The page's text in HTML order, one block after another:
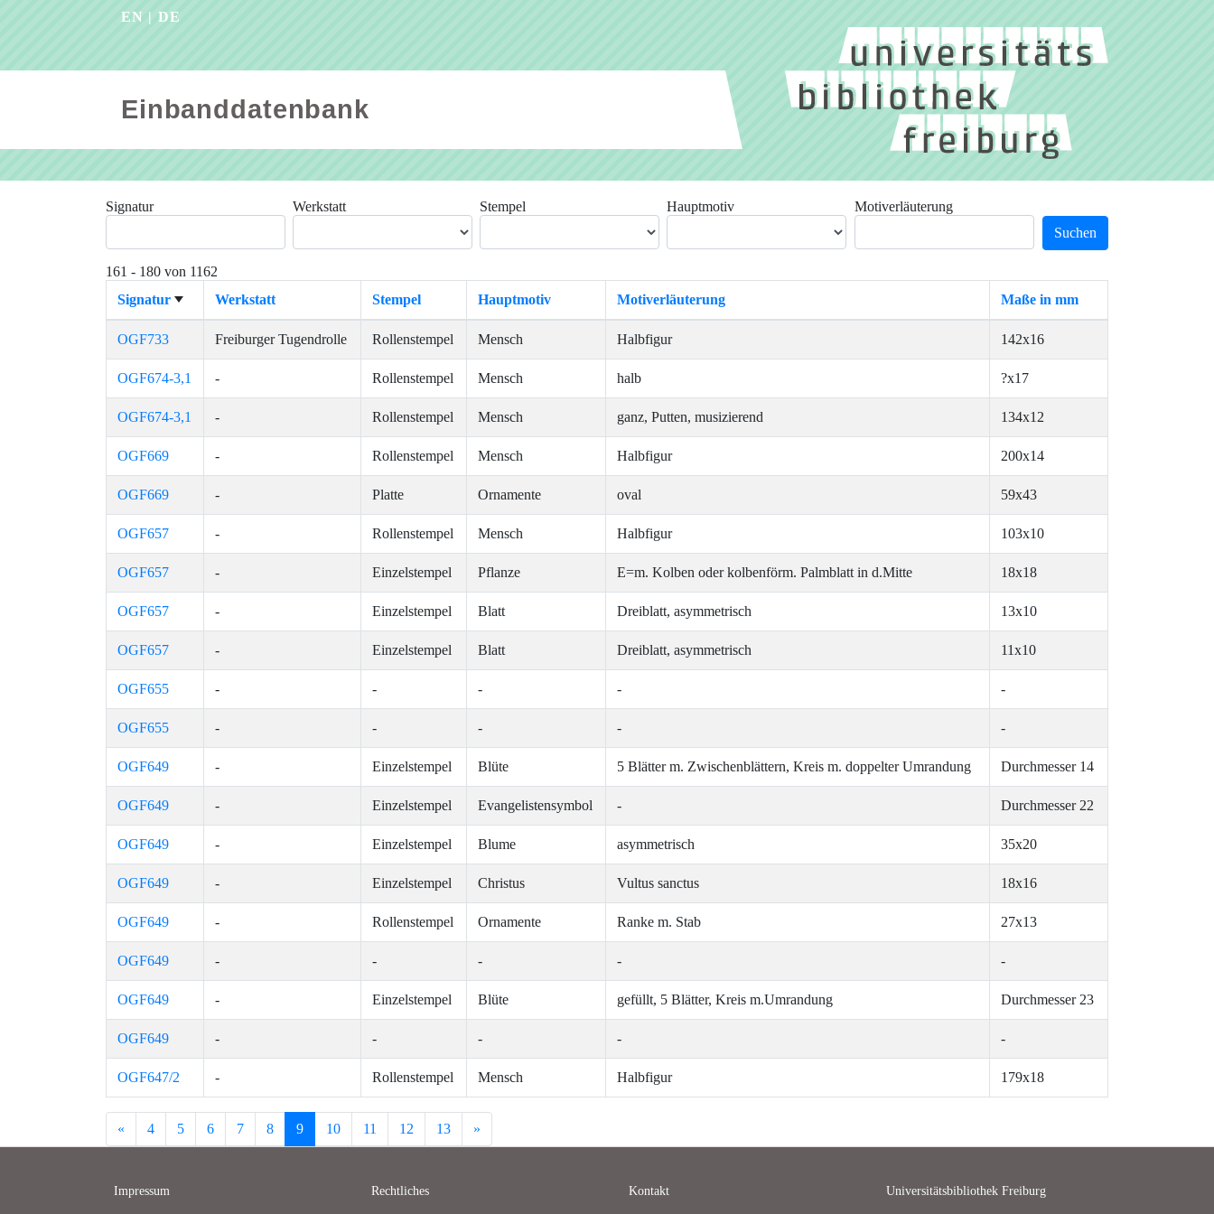
EN | DE
Einbanddatenbank
Signatur Werkstatt Stempel Hauptmotiv
Motiverläuterung
Suchen
161 - 180 von 1162
Signatur
Werkstatt Stempel Hauptmotiv Motiverläuterung Maße in mm
OGF733 Freiburger Tugendrolle Rollenstempel Mensch Halbfigur 142x16
OGF674-3,1 - Rollenstempel Mensch halb ?x17
OGF674-3,1 - Rollenstempel Mensch ganz, Putten, musizierend 134x12
OGF669 - Rollenstempel Mensch Halbfigur 200x14
OGF669 - Platte Ornamente oval 59x43
OGF657 - Rollenstempel Mensch Halbfigur 103x10
OGF657 - Einzelstempel Pflanze E=m. Kolben oder kolbenförm. Palmblatt in d.Mitte 18x18
OGF657 - Einzelstempel Blatt Dreiblatt, asymmetrisch 13x10
OGF657 - Einzelstempel Blatt Dreiblatt, asymmetrisch 11x10
OGF655 - - - - -
OGF655 - - - - -
OGF649 - Einzelstempel Blüte 5 Blätter m. Zwischenblättern, Kreis m. doppelter Umrandung Durchmesser 14
OGF649 - Einzelstempel Evangelistensymbol - Durchmesser 22
OGF649 - Einzelstempel Blume asymmetrisch 35x20
OGF649 - Einzelstempel Christus Vultus sanctus 18x16
OGF649 - Rollenstempel Ornamente Ranke m. Stab 27x13
OGF649 - - - - -
OGF649 - Einzelstempel Blüte gefüllt, 5 Blätter, Kreis m.Umrandung Durchmesser 23
OGF649 - - - - -
OGF647/2 - Rollenstempel Mensch Halbfigur 179x18
« Previous
4 5 6 7 8 9 10 11 12 13 »
Impressum Rechtliches Kontakt Universitätsbibliothek Freiburg